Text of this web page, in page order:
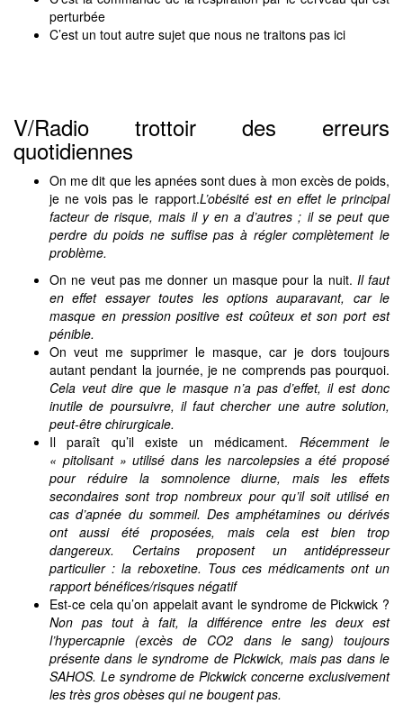
perturbée
C’est un tout autre sujet que nous ne traitons pas ici
V/Radio trottoir des erreurs
quotidiennes
On me dit que les apnées sont dues à mon excès de poids,
je ne vois pas le rapport.L’obésité est en effet le principal
facteur de risque, mais il y en a d’autres ; il se peut que
perdre du poids ne suffise pas à régler complètement le
problème.
On ne veut pas me donner un masque pour la nuit. Il faut
en effet essayer toutes les options auparavant, car le
masque en pression positive est coûteux et son port est
pénible.
On veut me supprimer le masque, car je dors toujours
autant pendant la journée, je ne comprends pas pourquoi.
Cela veut dire que le masque n’a pas d’effet, il est donc
inutile de poursuivre, il faut chercher une autre solution,
peut-être chirurgicale.
Il paraît qu’il existe un médicament. Récemment le
« pitolisant » utilisé dans les narcolepsies a été proposé
pour réduire la somnolence diurne, mais les effets
secondaires sont trop nombreux pour qu’il soit utilisé en
cas d’apnée du sommeil. Des amphétamines ou dérivés
ont aussi été proposées, mais cela est bien trop
dangereux. Certains proposent un antidépresseur
particulier : la reboxetine. Tous ces médicaments ont un
rapport bénéfices/risques négatif
Est-ce cela qu’on appelait avant le syndrome de Pickwick ?
Non pas tout à fait, la différence entre les deux est
l’hypercapnie (excès de CO2 dans le sang) toujours
présente dans le syndrome de Pickwick, mais pas dans le
SAHOS. Le syndrome de Pickwick concerne exclusivement
les très gros obèses qui ne bougent pas.